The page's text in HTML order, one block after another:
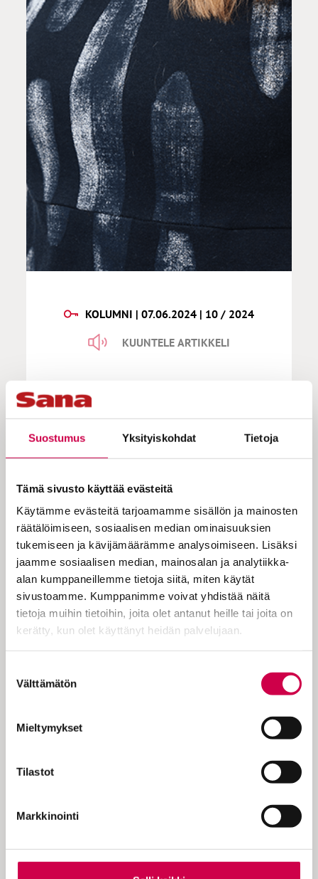
Suostumus Yksityiskohdat Tietoja
Tämä sivusto käyttää evästeitä
Käytämme evästeitä tarjoamamme sisällön ja mainosten
räätälöimiseen, sosiaalisen median ominaisuuksien
tukemiseen ja kävijämäärämme analysoimiseen. Lisäksi
jaamme sosiaalisen median, mainosalan ja analytiikka-
alan kumppaneillemme tietoja siitä, miten käytät
sivustoamme. Kumppanimme voivat yhdistää näitä
tietoja muihin tietoihin, joita olet antanut heille tai joita on
kerätty, kun olet käyttänyt heidän palvelujaan.
valinta
Välttämätön
Mieltymykset
Tilastot
Markkinointi
KOLUMNI | 07.06.2024 | 10 / 2024
KUUNTELE ARTIKKELI
Venho | Toivo liikkuu ja
”Paratiisin kaipuu pitää meidät liikkeellä”,
sanoo Mari Leppänen. Totta, kaipauksessa
ja etsimisessä piilee usein syvä mielekkyys.
Sillä, joka jaksaa kaivata, on toivoa. Etsijällä
on päämäärä eikä elämä ole onttoa, kun se
täyttyy tavoitteella. Mietin tätä, kun
katsoin Virpi Suutarin dokumenttia…
KOKEILE KUUKAUSI
tilauksen milloin hyvänsä.